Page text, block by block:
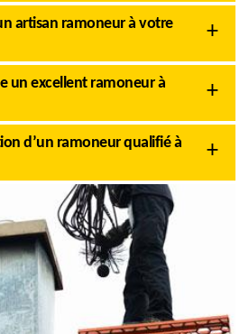
artisan ramoneur à votre
un excellent ramoneur à
d’un ramoneur qualifié à